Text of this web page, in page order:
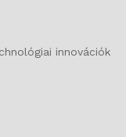
innovációk